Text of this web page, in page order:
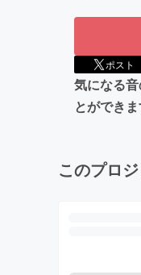
ポスト
気になる
とができ
このプロ